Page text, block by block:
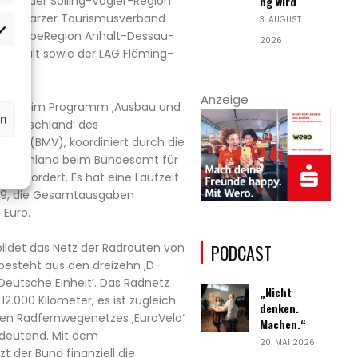
Harzer Tourismusverband
Anhalt-Dessau-
sowie der LAG Fläming-
wird im Programm ‚Ausbau und
des
(BMV), koordiniert durch die
beim Bundesamt für
gefördert. Es hat eine Laufzeit
die Gesamtausgaben
das Netz der Radrouten von
aus den dreizehn ‚D-
Einheit‘. Das Radnetz
Kilometer, es ist zugleich
Radfernwegenetzes ‚EuroVelo‘
Mit dem
der Bund finanziell die
3. AUGUST
2026
Anzeige
PODCAST
„Nicht
denken.
Machen.“
20. MAI 2026